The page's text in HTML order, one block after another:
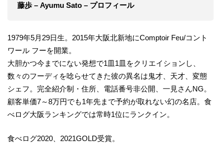
藤歩 – Ayumu Sato – プロフィール
1979年5月29日生。2015年大阪北新地にComptoir Feu/コント
ワール フーを開業。
大胆かつ今までにない発想で1皿1皿をクリエイションし、
数々のフーディを唸らせてきた彼の異名は鬼才、天才、変態
シェフ。完全紹介制・住所、電話番号非公開、一見さんNG。
顧客単価7～8万円でも1年先まで予約が取れない幻の名店。食
べログ大阪ランキングでは常時1位にランクイン。
食べログ2020、2021GOLD受賞。